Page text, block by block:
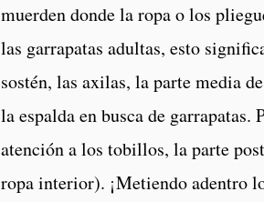
muerden donde la ropa o los
las garrapatas adultas, esto
sostén, las axilas, la parte media
la espalda en busca de
atención a los tobillos, la parte
ropa interior). ¡Metiendo adentro